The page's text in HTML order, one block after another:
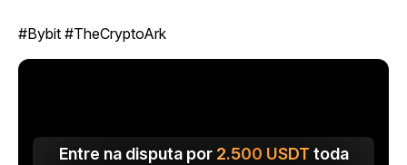
#Bybit #TheCryptoArk
Entre na disputa por 2.500 USDT toda